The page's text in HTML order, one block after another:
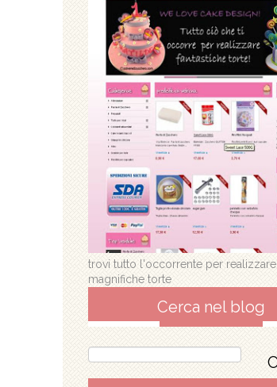
trovi tutto l'occorrente per realizzare
magnifiche torte
Cerca nel blog